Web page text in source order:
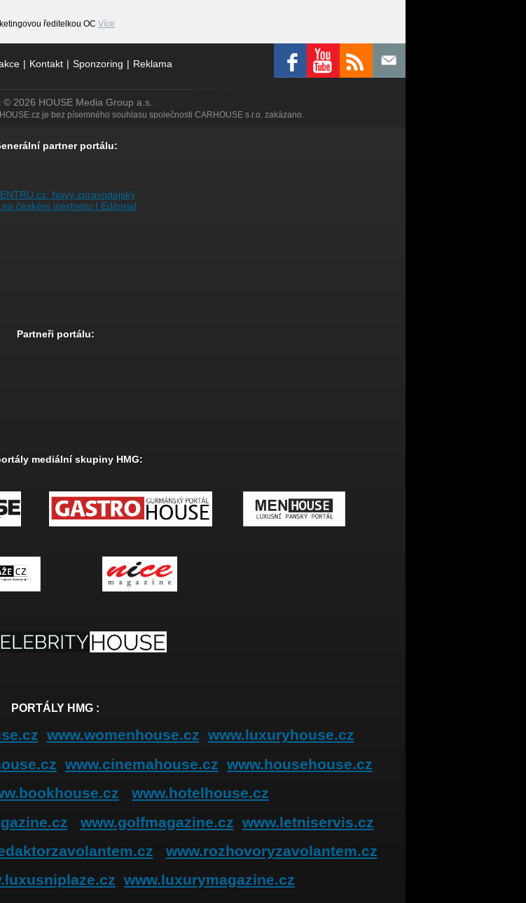
ředitelkou OC Více
| Kontakt | Sponzoring | Reklama
© 2026 HOUSE Media Group a.s.
je bez písemného souhlasu společnosti CARHOUSE s.r.o. zakázano.
partner portálu:
Partneři portálu:
mediální skupiny HMG:
PORTÁLY HMG :
www.womenhouse.cz www.luxuryhouse.cz
www.cinemahouse.cz www.househouse.cz
www.hotelhouse.cz
www.golfmagazine.cz www.letniservis.cz
www.rozhovoryzavolantem.cz
www.luxurymagazine.cz